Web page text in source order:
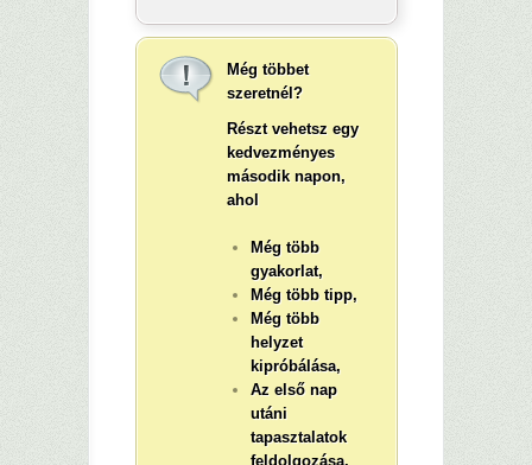
Még többet
szeretnél?
Részt vehetsz egy
kedvezményes
második napon,
ahol
Még több
gyakorlat,
Még több tipp,
Még több
helyzet
kipróbálása,
Az első nap
utáni
tapasztalatok
feldolgozása,